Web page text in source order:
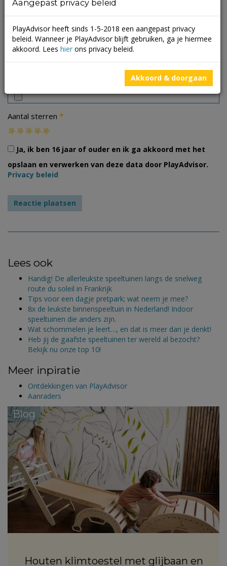
Aantal sterren *
Ja, ik ben 16 jaar of ouder en ik ga akkoord met het
opslaan en verwerken van deze data door PlayAdvisor.
Privacy beleid
Lees ook
Handig! De allerleukste speeltuinen langs de snelweg
route du soleil in Frankrijk
Tips voor een dagje pretpark; wat neem je mee?
8x de leukste binnenspeeltuin in Nederland! Indoor
speeltuinen die anders zijn.
Wat schommelen je leert…, en dat is meer dan je denkt!
Heb jij de gaafste speeltuinen ter wereld al bezocht?
Bekijk nu onze top 10!
Meer inpiratie
Ontdekkingen van PlayAdvisor
Aanraders
Blog
Houten klimtoestel met glijbaan en
Aangepast privacy beleid
PlayAdvisor heeft sinds 1-5-2018 een aangepast privacy
beleid. Wanneer je PlayAdvisor blijft gebruiken, ga je hiermee
akkoord. Lees hier ons privacy beleid.
Akkoord & doorgaan